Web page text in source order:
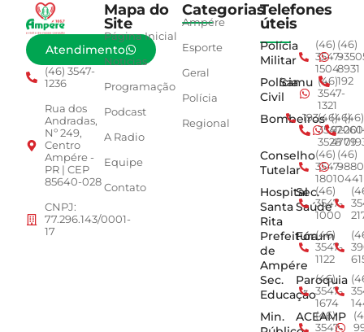
Atendimento
(46) 3547-
1236
Rua dos
Andradas,
Nº 249,
Centro
Ampére -
PR | CEP
85640-028
CNPJ:
77.296.143/0001-
17
Mapa do
Site
Página Inicial
Notícias
Programação
Podcast
A Radio
Equipe
Contato
Categorias
Ampére
Esporte
Geral
Polícia
Regional
Telefones
úteis
Polícia
Militar
(46)
3547-
1504
(46)
8931
Polícia
Civil
Samu (46)
3547-
1321
192
Bombeiros
193(46)
3547-
3528
(46)
4779
(46)
Conselho
Tutelar
(46)
3547-
1801
(46)
0441
Hospital
Santa
Rita
Sec.
Saúde
(46)
3547-
1000
Prefeitura
de
Ampére
Fórum
(46)
3547-
1122
Sec.
Educação
Paroquia
(46)
3547-
1674
Min.
ACEAMP
(46)
3547-